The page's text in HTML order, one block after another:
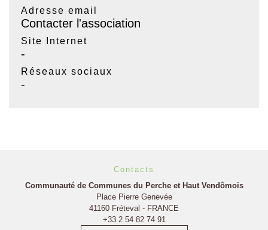
Adresse email
Contacter l'association
Site Internet
-
Réseaux sociaux
-
Contacts
Communauté de Communes du Perche et Haut Vendômois
Place Pierre Genevée
41160 Fréteval - FRANCE
+33 2 54 82 74 91